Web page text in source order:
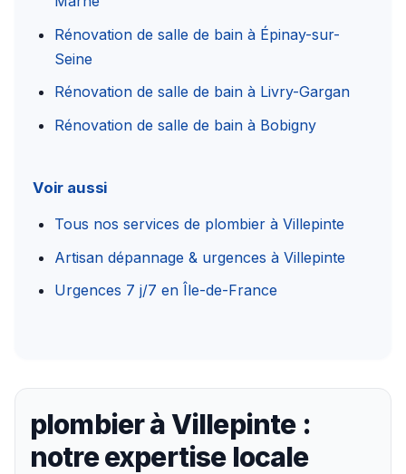
Rénovation de salle de bain à Épinay-sur-
Seine
Rénovation de salle de bain à Livry-Gargan
Rénovation de salle de bain à Bobigny
Voir aussi
Tous nos services de plombier à Villepinte
Artisan dépannage & urgences à Villepinte
Urgences 7 j/7 en Île-de-France
plombier à Villepinte :
notre expertise locale